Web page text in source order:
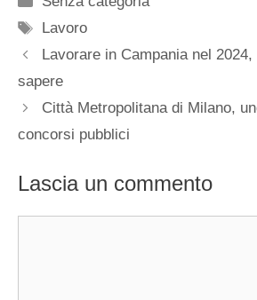
Tag
Lavoro
Lavorare in Campania nel
sapere
Città Metropolitana di Milano,
concorsi pubblici
Lascia un commento